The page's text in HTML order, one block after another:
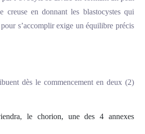
en donnant les blastocystes qui
s’accomplir exige un équilibre précis
dès le commencement en deux (2)
le chorion, une des 4 annexes